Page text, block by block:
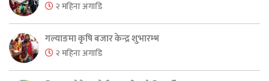
२ महिना अगाडि
गल्याङमा कृषि बजार केन्द्र शुभारम्भ
२ महिना अगाडि